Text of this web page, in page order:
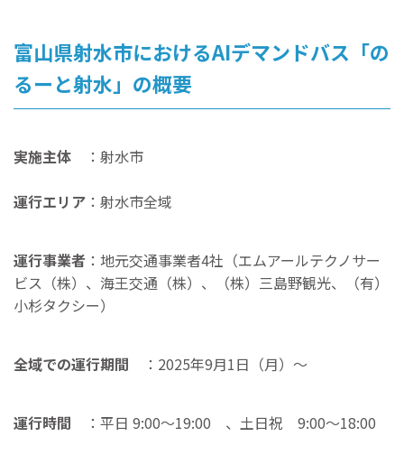
富山県射水市におけるAIデマンドバス「の
るーと射水」の概要
実施主体 ：射水市
運行エリア ：射水市全域
運行事業者 ：地元交通事業者4社（エムアールテクノサー
ビス（株）、海王交通（株）、（株）三島野観光、（有）
小杉タクシー）
全域での運行期間 ：2025年9月1日（月）〜
運行時間 ：平日 9:00〜19:00 、土日祝 9:00〜18:00